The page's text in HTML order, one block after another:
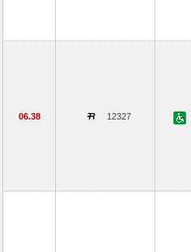
06.38 12327